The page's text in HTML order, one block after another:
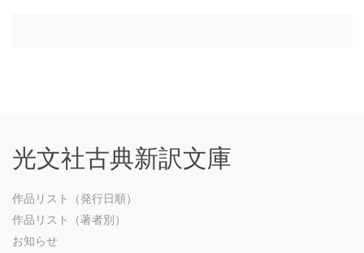
光文社古典新訳文庫
作品リスト（発行日順）
作品リスト（著者別）
お知らせ